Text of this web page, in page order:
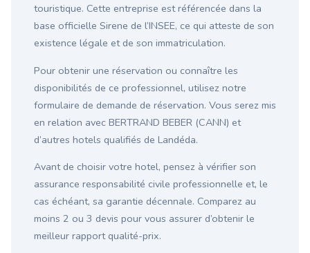
touristique. Cette entreprise est référencée dans la
base officielle Sirene de l’INSEE, ce qui atteste de son
existence légale et de son immatriculation.
Pour obtenir une réservation ou connaître les
disponibilités de ce professionnel, utilisez notre
formulaire de demande de réservation. Vous serez mis
en relation avec BERTRAND BEBER (CANN) et
d’autres hotels qualifiés de Landéda.
Avant de choisir votre hotel, pensez à vérifier son
assurance responsabilité civile professionnelle et, le
cas échéant, sa garantie décennale. Comparez au
moins 2 ou 3 devis pour vous assurer d’obtenir le
meilleur rapport qualité-prix.